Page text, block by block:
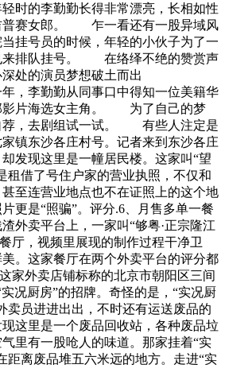
李勤勤长得非常漂亮，长相如性
普赛女郎。 乍一看还有一股异域风
号员的时候，年轻的小伙子为了一
来排队挂号。 在络绎不绝的赞赏声
处的演员梦想破土而出
勤从同事口中得知一位美籍华
影片海选女主角。 为了自己的梦
荐，去剧组试一试。 有些人注定是
镇东沙各庄村号。记者来到东沙各庄
发现这里是一幢居民楼。这家叫“望
租借了号住户家的营业执照，不仅和
至连营业地点也不在证照上的这个地
更是“照骗”。评分.6、月售多单一餐
外卖平台上，一家叫“够粤·正宗隆江
厅，视频里展现的制作过程干净卫
。这家餐厅在两个外卖平台的评分都
家外卖店铺标称的北京市朝阳区三间
况厨房”的招牌。奇怪的是，“实况厨
卖员进进出出，不时还有运送废品的
这里是一个废品回收站，各种废品垃
里有一股呛人的味道。那家挂着“实
距离废品堆五六米远的地方。走进“实